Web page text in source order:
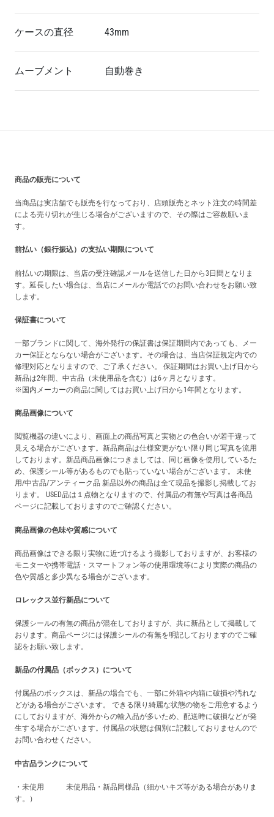
ケースの直径 43mm
ムーブメント 自動巻き
商品の販売について
当商品は実店舗でも販売を行なっており、店頭販売とネット注文の時間差
による売り切れが生じる場合がございますので、その際はご容赦願いま
す。
前払い（銀行振込）の支払い期限について
前払いの期限は、当店の受注確認メールを送信した日から3日間となりま
す。延長したい場合は、当店にメールか電話でのお問い合わせをお願い致
します。
保証書について
一部ブランドに関して、海外発行の保証書は保証期間内であっても、メー
カー保証とならない場合がございます。その場合は、当店保証規定内での
修理対応となりますので、ご了承ください。 保証期間はお買い上げ日から
新品は2年間、中古品（未使用品を含む）は6ヶ月となります。
※国内メーカーの商品に関してはお買い上げ日から1年間となります。
商品画像について
閲覧機器の違いにより、画面上の商品写真と実物との色合いが若干違って
見える場合がございます。新品商品は仕様変更がない限り同じ写真を流用
しております。新品商品画像につきましては、同じ画像を使用しているた
め、保護シール等があるものでも貼っていない場合がございます。 未使
用/中古品/アンティーク品 新品以外の商品は全て現品を撮影し掲載してお
ります。 USED品は１点物となりますので、付属品の有無や写真は各商品
ページに記載しておりますのでご確認ください。
商品画像の色味や質感について
商品画像はできる限り実物に近づけるよう撮影しておりますが、お客様の
モニターや携帯電話・スマートフォン等の使用環境等により実際の商品の
色や質感と多少異なる場合がございます。
ロレックス並行新品について
保護シールの有無の商品が混在しておりますが、共に新品として掲載して
おります。商品ページには保護シールの有無を明記しておりますのでご確
認をお願い致します。
新品の付属品（ボックス）について
付属品のボックスは、新品の場合でも、一部に外箱や内箱に破損や汚れな
どがある場合がございます。 できる限り綺麗な状態の物をご用意するよう
にしておりますが、海外からの輸入品が多いため、配送時に破損などが発
生する場合がございます。付属品の状態は個別に記載しておりませんので
お問い合わせください。
中古品ランクについて
・未使用 未使用品・新品同様品（細かいキズ等がある場合がありま
す。）